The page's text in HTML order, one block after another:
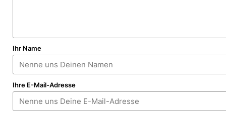
Ihr Name
Ihre E-Mail-Adresse